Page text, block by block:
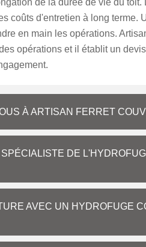
de la durée de vie du toit.
coûts d'entretien à long terme.
en main les opérations.
opérations et il établit un
À ARTISAN FERRET
DE
AVEC UN HYDROFUGE